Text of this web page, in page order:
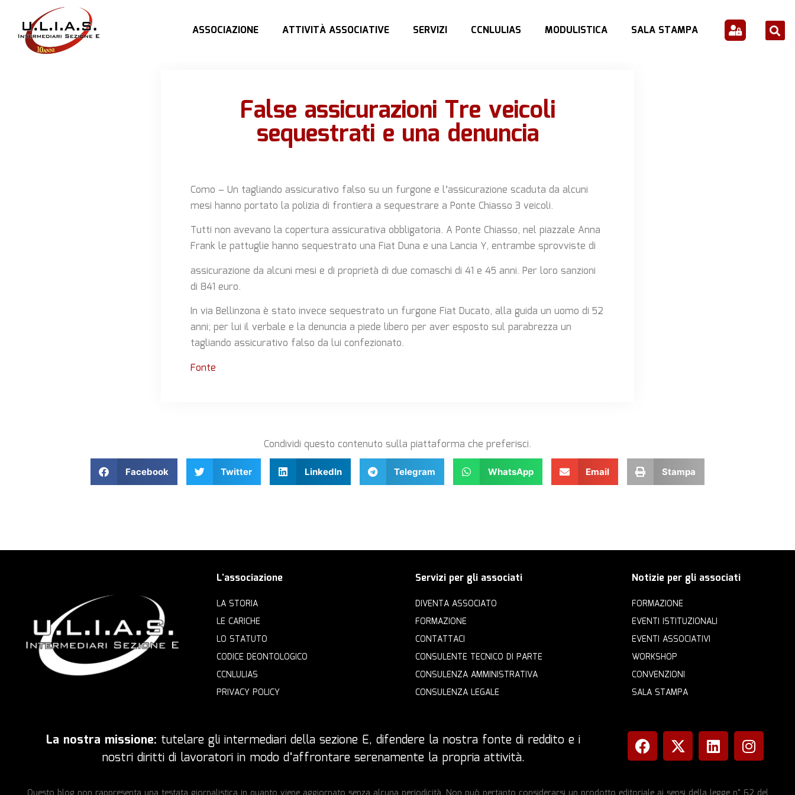
ASSOCIAZIONE ATTIVITÀ ASSOCIATIVE SERVIZI CCNLULIAS MODULISTICA SALA STAMPA
False assicurazioni Tre veicoli
sequestrati e una denuncia
Como – Un tagliando assicurativo falso su un furgone e l’assicurazione scaduta da alcuni
mesi hanno portato la polizia di frontiera a sequestrare a Ponte Chiasso 3 veicoli.
Tutti non avevano la copertura assicurativa obbligatoria. A Ponte Chiasso, nel piazzale Anna
Frank le pattuglie hanno sequestrato una Fiat Duna e una Lancia Y, entrambe sprovviste di
assicurazione da alcuni mesi e di proprietà di due comaschi di 41 e 45 anni. Per loro sanzioni
di 841 euro.
In via Bellinzona è stato invece sequestrato un furgone Fiat Ducato, alla guida un uomo di 52
anni; per lui il verbale e la denuncia a piede libero per aver esposto sul parabrezza un
tagliando assicurativo falso da lui confezionato.
Fonte
Condividi questo contenuto sulla piattaforma che preferisci.
Facebook Twitter LinkedIn Telegram WhatsApp Email Stampa
L'associazione
LA STORIA
LE CARICHE
LO STATUTO
CODICE DEONTOLOGICO
CCNLULIAS
PRIVACY POLICY
Servizi per gli associati
DIVENTA ASSOCIATO
FORMAZIONE
CONTATTACI
CONSULENTE TECNICO DI PARTE
CONSULENZA AMMINISTRATIVA
CONSULENZA LEGALE
Notizie per gli associati
FORMAZIONE
EVENTI ISTITUZIONALI
EVENTI ASSOCIATIVI
WORKSHOP
CONVENZIONI
SALA STAMPA
La nostra missione: tutelare gli intermediari della sezione E, difendere la nostra fonte di reddito e i
nostri diritti di lavoratori in modo d’affrontare serenamente la propria attività.